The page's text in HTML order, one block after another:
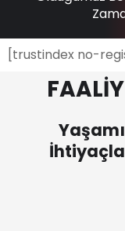
[trustindex no-